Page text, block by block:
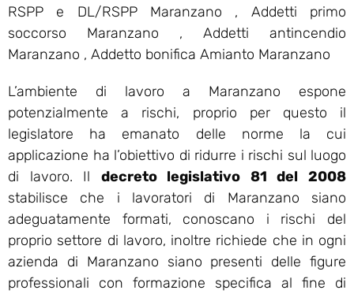
RSPP e DL/RSPP Maranzano , Addetti primo
soccorso Maranzano , Addetti antincendio
Maranzano , Addetto bonifica Amianto Maranzano
L’ambiente di lavoro a Maranzano espone
potenzialmente a rischi, proprio per questo il
legislatore ha emanato delle norme la cui
applicazione ha l’obiettivo di ridurre i rischi sul luogo
di lavoro. Il decreto legislativo 81 del 2008
stabilisce che i lavoratori di Maranzano siano
adeguatamente formati, conoscano i rischi del
proprio settore di lavoro, inoltre richiede che in ogni
azienda di Maranzano siano presenti delle figure
professionali con formazione specifica al fine di